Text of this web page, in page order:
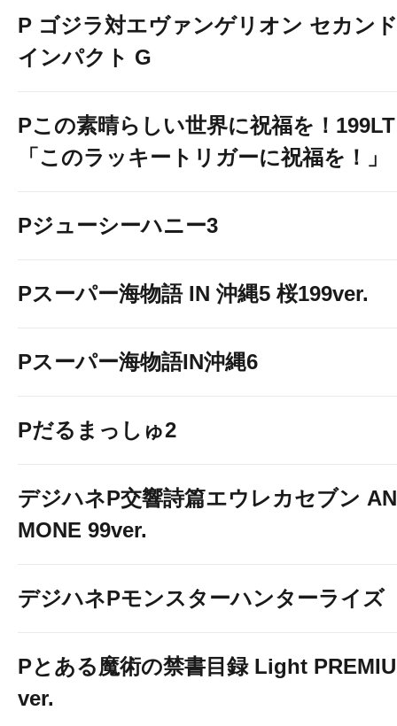
P ゴジラ対エヴァンゲリオン セカンド
インパクト G
Pこの素晴らしい世界に祝福を！199LT
「このラッキートリガーに祝福を！」
Pジューシーハニー3
Pスーパー海物語 IN 沖縄5 桜199ver.
Pスーパー海物語IN沖縄6
Pだるまっしゅ2
デジハネP交響詩篇エウレカセブン
MONE 99ver.
デジハネPモンスターハンターライズ
Pとある魔術の禁書目録 Light
ver.